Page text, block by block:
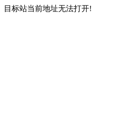
目标站当前地址无法打开!